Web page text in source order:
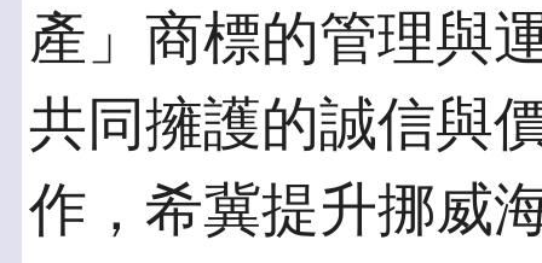
產」商標的管理與
共同擁護的誠信與
作，希冀提升挪威